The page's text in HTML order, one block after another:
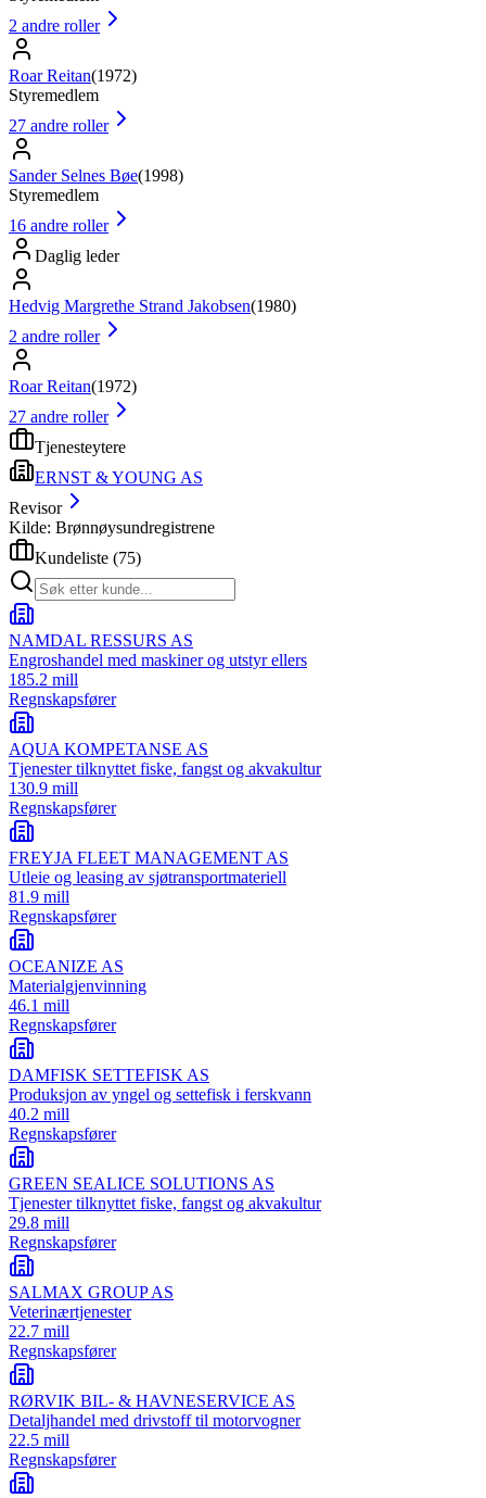
2 andre roller
Roar Reitan(1972)
Styremedlem
27 andre roller
Sander Selnes Bøe(1998)
Styremedlem
16 andre roller
Daglig leder
Hedvig Margrethe Strand Jakobsen(1980)
2 andre roller
Roar Reitan(1972)
27 andre roller
Tjenesteytere
ERNST & YOUNG AS
Revisor
Kilde: Brønnøysundregistrene
Kundeliste (75)
NAMDAL RESSURS AS
Engroshandel med maskiner og utstyr ellers
185.2 mill
Regnskapsfører
AQUA KOMPETANSE AS
Tjenester tilknyttet fiske, fangst og akvakultur
130.9 mill
Regnskapsfører
FREYJA FLEET MANAGEMENT AS
Utleie og leasing av sjøtransportmateriell
81.9 mill
Regnskapsfører
OCEANIZE AS
Materialgjenvinning
46.1 mill
Regnskapsfører
DAMFISK SETTEFISK AS
Produksjon av yngel og settefisk i ferskvann
40.2 mill
Regnskapsfører
GREEN SEALICE SOLUTIONS AS
Tjenester tilknyttet fiske, fangst og akvakultur
29.8 mill
Regnskapsfører
SALMAX GROUP AS
Veterinærtjenester
22.7 mill
Regnskapsfører
RØRVIK BIL- & HAVNESERVICE AS
Detaljhandel med drivstoff til motorvogner
22.5 mill
Regnskapsfører